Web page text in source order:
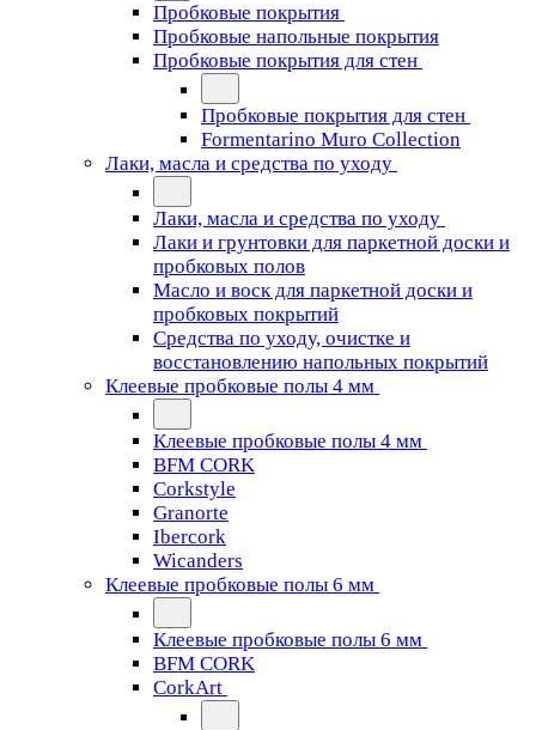
Пробковые покрытия
Пробковые напольные покрытия
Пробковые покрытия для стен
Пробковые покрытия для стен
Formentarino Muro Collection
Лаки, масла и средства по уходу
Лаки, масла и средства по уходу
Лаки и грунтовки для паркетной доски и
пробковых полов
Масло и воск для паркетной доски и
пробковых покрытий
Средства по уходу, очистке и
восстановлению напольных покрытий
Клеевые пробковые полы 4 мм
Клеевые пробковые полы 4 мм
BFM CORK
Corkstyle
Granorte
Ibercork
Wicanders
Клеевые пробковые полы 6 мм
Клеевые пробковые полы 6 мм
BFM CORK
CorkArt